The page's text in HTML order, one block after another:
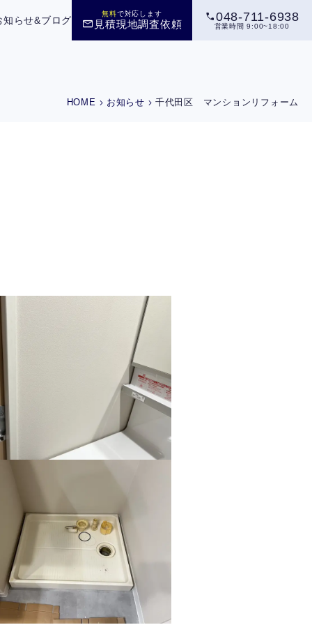
知らせ&ブログ
無料で対応します
mail 見積現地調査依頼
call048-711-6938
営業時間 9:00~18:00
HOME chevron_right お知らせ chevron_right 千代田区 マンションリフォーム